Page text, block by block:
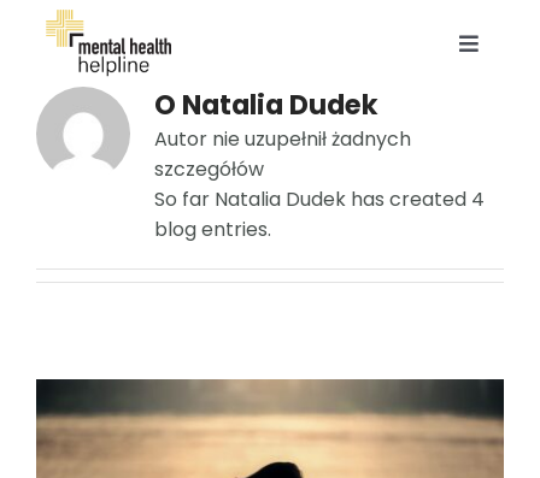
Przejdź
zawartości
Toggle
O NAS
EKSPERCI
BAZA WIEDZY
OFERTA INDYWIDUALNA
O Natalia Dudek
Autor nie uzupełnił żadnych
szczegółów
So far Natalia Dudek has created 4
blog entries.